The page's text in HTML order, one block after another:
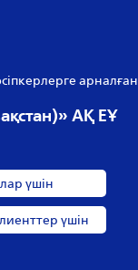
арналған
АҚ ЕҰ
үшін
үшін